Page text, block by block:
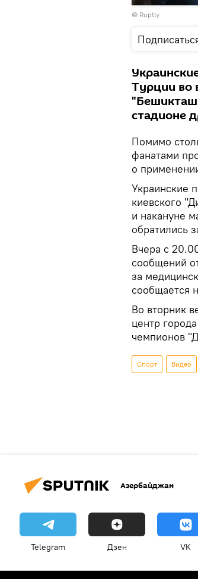
© Ruptly
Турции во
стадионе
Помимо
фанатами
о
Украинские
киевского
и накануне
обратились
Вчера с
сообщений
за
сообщается
Во вторник
центр
чемпионов
Спорт Видео
Азербайджан
Telegram Дзен VK